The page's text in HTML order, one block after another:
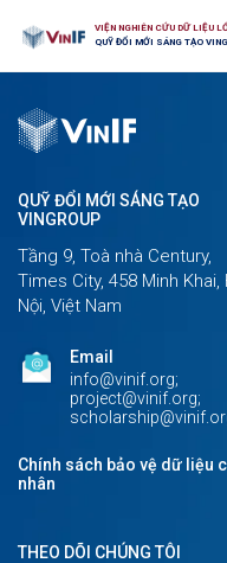
VIỆN NGHIÊN CỨU DỮ LIỆU
QUỸ ĐỔI MỚI SÁNG TẠO
QUỸ ĐỔI MỚI SÁNG TẠO
VINGROUP
Tầng 9, Toà nhà Century,
Times City, 458 Minh Khai,
Nội, Việt Nam
Email
info@vinif.org;
project@vinif.org;
Chính sách bảo vệ dữ liệu
nhân
THEO DÕI CHÚNG TÔI